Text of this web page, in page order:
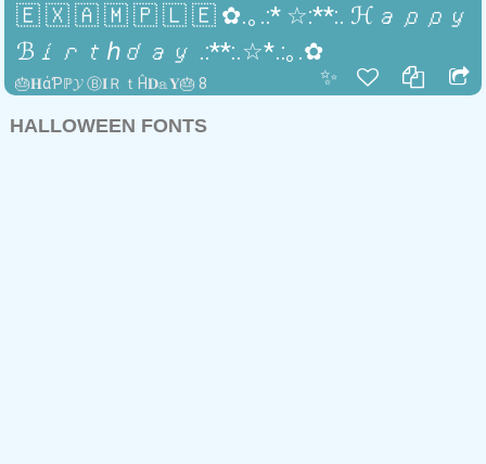
✨
🎂𝐇άƤℙ𝓨 Ⓑ𝐈ＲｔĤ𝐃𝕒𝐘🎂 8
🇪 🇽 🇦 🇲 🇵 🇱 🇪 ✿.｡.:* ☆:**:. ℋ𝑎𝑝𝑝𝑦
ℬ𝑖𝑟𝑡ℎ𝑑𝑎𝑦 .:**:.☆*.:｡.✿
HALLOWEEN FONTS